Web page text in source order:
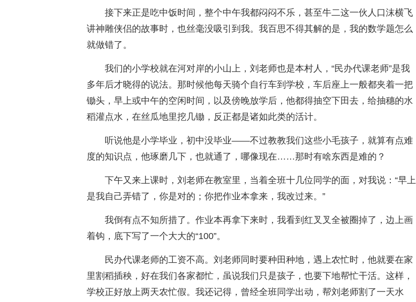
接下来正是吃中饭时间，整个中午我都闷闷不乐，甚至牛二这一伙人口沫横飞
讲神雕侠侣的故事时，也丝毫没吸引到我。我百思不得其解的是，我的数学题怎么
就做错了。
我们的小学校就在河对岸的小山上，刘老师也是本村人，“民办代课老师”是我
多年后才晓得的说法。那时候他每天骑个自行车到学校，车后座上一般都夹着一把
锄头，早上或中午的空闲时间，以及傍晚放学后，他都得抽空下田去，给抽穗的水
稻灌点水，在丝瓜地里挖几锄，反正都是诸如此类的活计。
听说他是小学毕业，初中没毕业——不过教教我们这些小毛孩子，就算有点难
度的知识点，他琢磨几下，也就通了，哪像现在……那时有啥东西是难的？
下午又来上课时，刘老师在教室里，当着全班十几位同学的面，对我说：“早上
是我自己弄错了，你是对的；你把作业本拿来，我改过来。”
我倒有点不知所措了。作业本再拿下来时，我看到红叉叉全被圈掉了，边上画
着钩，底下写了一个大大的“100”。
民办代课老师的工资不高。刘老师同时要种田种地，遇上农忙时，他就要在家
里割稻插秧，好在我们各家都忙，虽说我们只是孩子，也要下地帮忙干活。这样，
学校正好放上两天农忙假。我还记得，曾经全班同学出动，帮刘老师割了一天水